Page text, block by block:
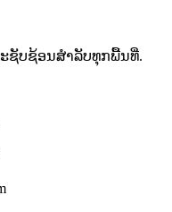
ຊັບຊ້ອນສຳລັບທຸກພື້ນທີ່.